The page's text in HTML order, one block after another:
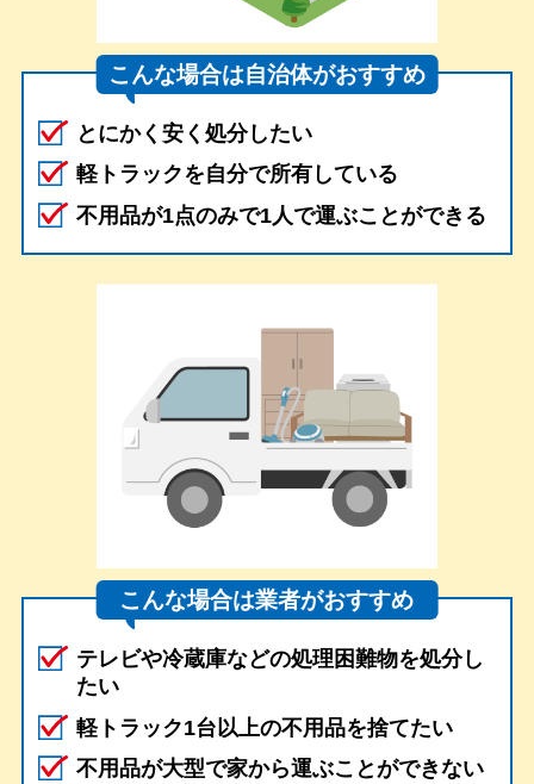
こんな場合は自治体がおすすめ
とにかく安く処分したい
軽トラックを自分で所有している
不用品が1点のみで1人で運ぶことができる
こんな場合は業者がおすすめ
テレビや冷蔵庫などの処理困難物を処分し
たい
軽トラック1台以上の不用品を捨てたい
不用品が大型で家から運ぶことができない